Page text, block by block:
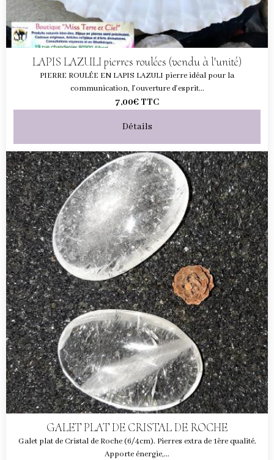
LAPIS LAZULI pierres roulées (vendu à l'unité)
PIERRE ROULÉE EN LAPIS LAZULI pierre idéal pour la
communication, l'ouverture d'esprit...
7,00€ TTC
Détails
GALET PLAT DE CRISTAL DE ROCHE
Galet plat de Cristal de Roche (6/4cm). Pierres extra de 1ère qualité.
Apporte énergie,...